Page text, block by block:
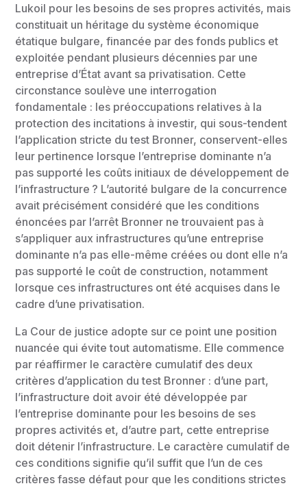
Lukoil pour les besoins de ses propres activités, mais
constituait un héritage du système économique
étatique bulgare, financée par des fonds publics et
exploitée pendant plusieurs décennies par une
entreprise d’État avant sa privatisation. Cette
circonstance soulève une interrogation
fondamentale : les préoccupations relatives à la
protection des incitations à investir, qui sous-tendent
l’application stricte du test Bronner, conservent-elles
leur pertinence lorsque l’entreprise dominante n’a
pas supporté les coûts initiaux de développement de
l’infrastructure ? L’autorité bulgare de la concurrence
avait précisément considéré que les conditions
énoncées par l’arrêt Bronner ne trouvaient pas à
s’appliquer aux infrastructures qu’une entreprise
dominante n’a pas elle-même créées ou dont elle n’a
pas supporté le coût de construction, notamment
lorsque ces infrastructures ont été acquises dans le
cadre d’une privatisation.
La Cour de justice adopte sur ce point une position
nuancée qui évite tout automatisme. Elle commence
par réaffirmer le caractère cumulatif des deux
critères d’application du test Bronner : d’une part,
l’infrastructure doit avoir été développée par
l’entreprise dominante pour les besoins de ses
propres activités et, d’autre part, cette entreprise
doit détenir l’infrastructure. Le caractère cumulatif de
ces conditions signifie qu’il suffit que l’un de ces
critères fasse défaut pour que les conditions strictes